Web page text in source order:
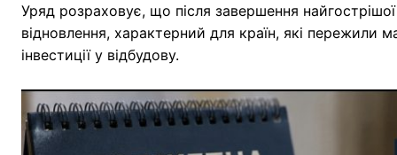
Уряд розраховує, що після завершення
відновлення, характерний для країн, які пережили
інвестиції у відбудову.